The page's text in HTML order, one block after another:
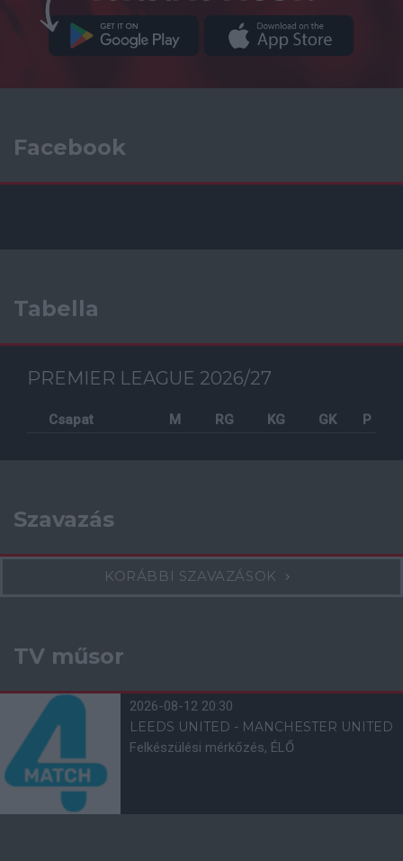
Facebook
Tabella
PREMIER LEAGUE 2026/27
Csapat M RG KG GK P
Szavazás
KORÁBBI SZAVAZÁSOK
TV műsor
2026-08-12 20:30
LEEDS UNITED - MANCHESTER UNITED
Felkészülési mérkőzés, ÉLŐ